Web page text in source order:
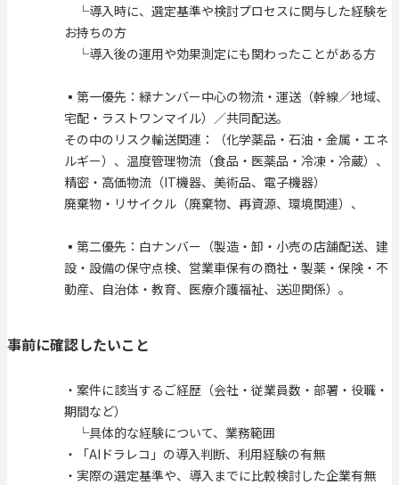
└導入時に、選定基準や検討プロセスに関与した経験を
お持ちの方
└導入後の運用や効果測定にも関わったことがある方
▪️第一優先：緑ナンバー中心の物流・運送（幹線／地域、
宅配・ラストワンマイル）／共同配送。
その中のリスク輸送関連：（化学薬品・石油・金属・エネ
ルギー）、温度管理物流（食品・医薬品・冷凍・冷蔵）、
精密・高価物流（IT機器、美術品、電子機器）
廃棄物・リサイクル（廃棄物、再資源、環境関連）、
▪️第二優先：白ナンバー（製造・卸・小売の店舗配送、建
設・設備の保守点検、営業車保有の商社・製薬・保険・不
動産、自治体・教育、医療介護福祉、送迎関係）。
事前に確認したいこと
・案件に該当するご経歴（会社・従業員数・部署・役職・
期間など）
└具体的な経験について、業務範囲
・「AIドラレコ」の導入判断、利用経験の有無
・実際の選定基準や、導入までに比較検討した企業有無